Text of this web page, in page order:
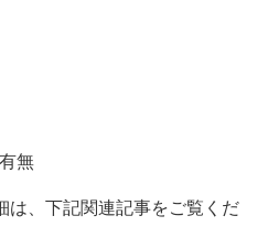
売却相談
無
は、下記関連記事をご覧くだ